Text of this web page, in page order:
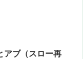
アブ（スロー再